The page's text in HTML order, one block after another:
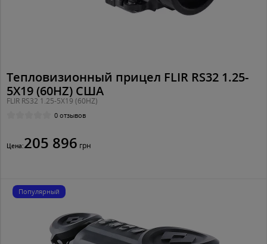
Тепловизионный прицел FLIR RS32 1.25-
5X19 (60HZ) США
FLIR RS32 1.25-5X19 (60HZ)
0 отзывов
Цена:205 896 грн
Популярный